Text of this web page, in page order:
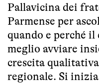
Pallavicina dei
Parmense per
quando e perché
meglio avviare
crescita
regionale. Si